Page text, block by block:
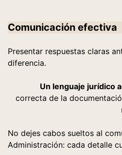
Comunicación efectiva
Presentar respuestas claras
diferencia.
Un lenguaje jurídico
correcta de la
No dejes cabos sueltos al
Administración: cada detalle